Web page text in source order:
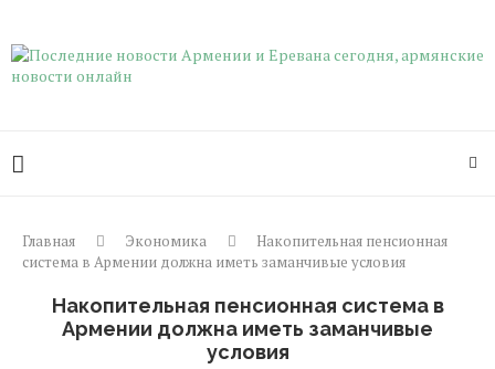
Главная Экономика
Накопительная пенсионная
система в Армении должна иметь заманчивые условия
Накопительная пенсионная система в
Армении должна иметь заманчивые
условия